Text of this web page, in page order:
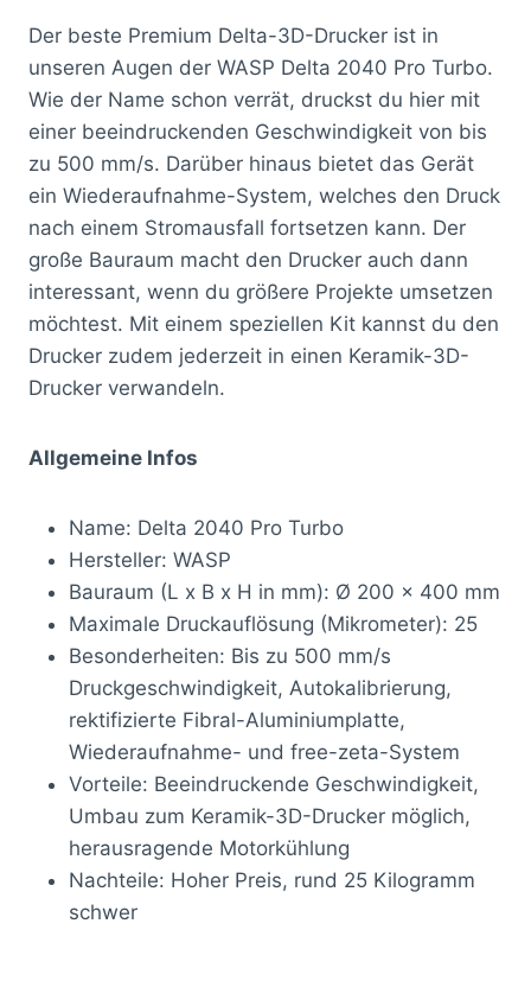
Der beste Premium Delta-3D-Drucker ist in
unseren Augen der WASP Delta 2040 Pro Turbo.
Wie der Name schon verrät, druckst du hier mit
einer beeindruckenden Geschwindigkeit von bis
zu 500 mm/s. Darüber hinaus bietet das Gerät
ein Wiederaufnahme-System, welches den Druck
nach einem Stromausfall fortsetzen kann. Der
große Bauraum macht den Drucker auch dann
interessant, wenn du größere Projekte umsetzen
möchtest. Mit einem speziellen Kit kannst du den
Drucker zudem jederzeit in einen Keramik-3D-
Drucker verwandeln.
Allgemeine Infos
Name: Delta 2040 Pro Turbo
Hersteller: WASP
Bauraum (L x B x H in mm): Ø 200 x 400 mm
Maximale Druckauflösung (Mikrometer): 25
Besonderheiten: Bis zu 500 mm/s
Druckgeschwindigkeit, Autokalibrierung,
rektifizierte Fibral-Aluminiumplatte,
Wiederaufnahme- und free-zeta-System
Vorteile: Beeindruckende Geschwindigkeit,
Umbau zum Keramik-3D-Drucker möglich,
herausragende Motorkühlung
Nachteile: Hoher Preis, rund 25 Kilogramm
schwer